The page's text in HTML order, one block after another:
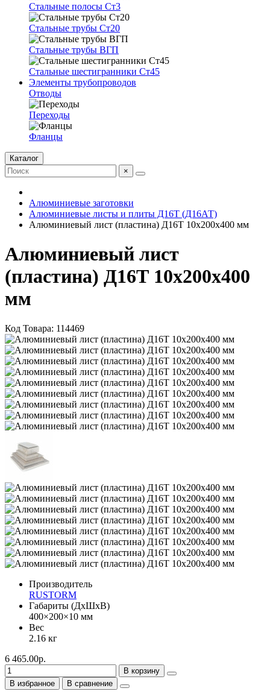
Стальные полосы Ст3
Стальные трубы Ст20
Стальные трубы ВГП
Стальные шестигранники Ст45
Элементы трубопроводов
Отводы
Переходы
Фланцы
Каталог
×
Алюминиевые заготовки
Алюминиевые листы и плиты Д16Т (Д16АТ)
Алюминиевый лист (пластина) Д16Т 10х200х400 мм
Алюминиевый лист
(пластина) Д16Т 10х200х400
мм
Код Товара: 114469
Производитель
RUSTORM
Габариты (ДхШхВ)
400×200×10 мм
Вес
2.16 кг
6 465.00р.
В корзину
В избранное
В сравнение